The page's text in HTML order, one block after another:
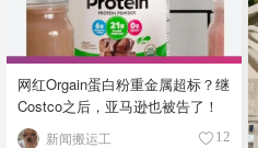
网红Orgain蛋白粉重金属超标？继
Costco之后，亚马逊也被告了！
新闻搬运工 12